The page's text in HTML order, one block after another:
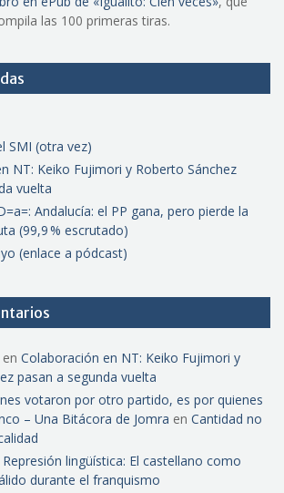
las 100 primeras tiras.
SMI (otra vez)
NT: Keiko Fujimori y Roberto Sánchez
vuelta
Andalucía: el PP gana, pero pierde la
(99,9 % escrutado)
(enlace a pódcast)
en Colaboración en NT: Keiko Fujimori y
pasan a segunda vuelta
votaron por otro partido, es por quienes
– Una Bitácora de Jomra en Cantidad no
Represión lingüística: El castellano como
durante el franquismo